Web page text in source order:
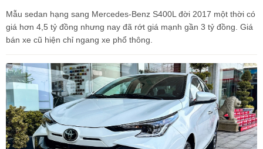
Mẫu sedan hạng sang Mercedes-Benz S400L đời 2017 một thời có
giá hơn 4,5 tỷ đồng nhưng nay đã rớt giá mạnh gần 3 tỷ đồng. Giá
bán xe cũ hiện chỉ ngang xe phổ thông.